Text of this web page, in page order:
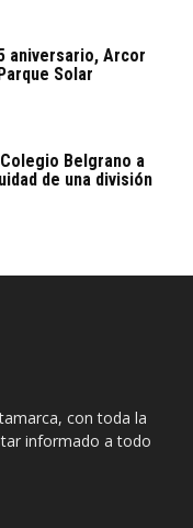
aniversario, Arcor
Solar
Belgrano a
de una división
con toda la
informado a todo